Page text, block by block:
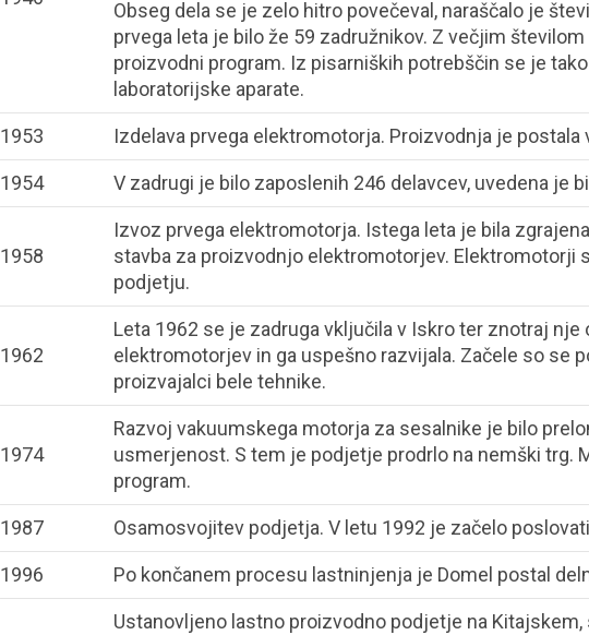
Obseg dela se je zelo hitro povečeval, naraščalo je
prvega leta je bilo že 59 zadružnikov. Z večjim
proizvodni program. Iz pisarniških potrebščin se je
laboratorijske aparate.
1953 Izdelava prvega elektromotorja. Proizvodnja je postala
1954 V zadrugi je bilo zaposlenih 246 delavcev, uvedena je
1958
Izvoz prvega elektromotorja. Istega leta je bila
stavba za proizvodnjo elektromotorjev. Elektromotorji
podjetju.
1962
Leta 1962 se je zadruga vključila v Iskro ter znotraj nje
elektromotorjev in ga uspešno razvijala. Začele so se
proizvajalci bele tehnike.
1974
Razvoj vakuumskega motorja za sesalnike je bilo
usmerjenost. S tem je podjetje prodrlo na nemški trg.
program.
1987 Osamosvojitev podjetja. V letu 1992 je začelo
1996 Po končanem procesu lastninjenja je Domel postal
Ustanovljeno lastno proizvodno podjetje na Kitajskem,